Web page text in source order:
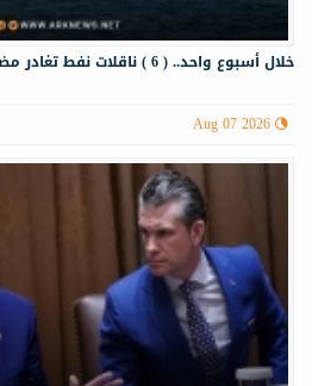
خلال أسبوع واحد.. ( 6 ) ناقلات نفط تغادر مضيق هرمز
Aug 07 2026